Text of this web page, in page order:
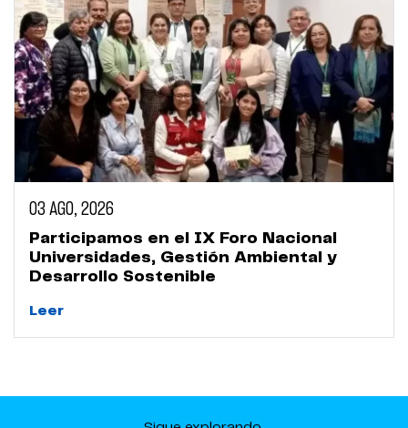
03 AGO, 2026
Participamos en el IX Foro Nacional
Universidades, Gestión Ambiental y
Desarrollo Sostenible
Leer